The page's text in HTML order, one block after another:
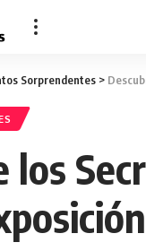
Sorprendentes >
los